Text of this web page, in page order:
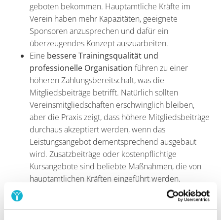
geboten bekommen. Hauptamtliche Kräfte im
Verein haben mehr Kapazitäten, geeignete
Sponsoren anzusprechen und dafür ein
überzeugendes Konzept auszuarbeiten.
Eine bessere Trainingsqualität und
professionelle Organisation führen zu einer
höheren Zahlungsbereitschaft, was die
Mitgliedsbeiträge betrifft. Natürlich sollten
Vereinsmitgliedschaften erschwinglich bleiben,
aber die Praxis zeigt, dass höhere Mitgliedsbeiträge
durchaus akzeptiert werden, wenn das
Leistungsangebot dementsprechend ausgebaut
wird. Zusatzbeiträge oder kostenpflichtige
Kursangebote sind beliebte Maßnahmen, die von
hauptamtlichen Kräften eingeführt werden.
Schwierigkeiten